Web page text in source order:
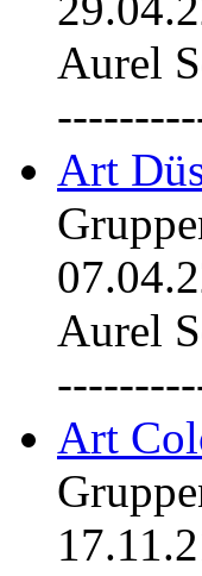
Aurel
Art
Aurel
Art